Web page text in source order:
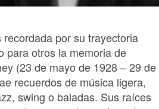
por su trayectoria
para otros la memoria de
(23 de mayo de 1928 – 29 de
recuerdos de música ligera,
swing o baladas. Sus raíces